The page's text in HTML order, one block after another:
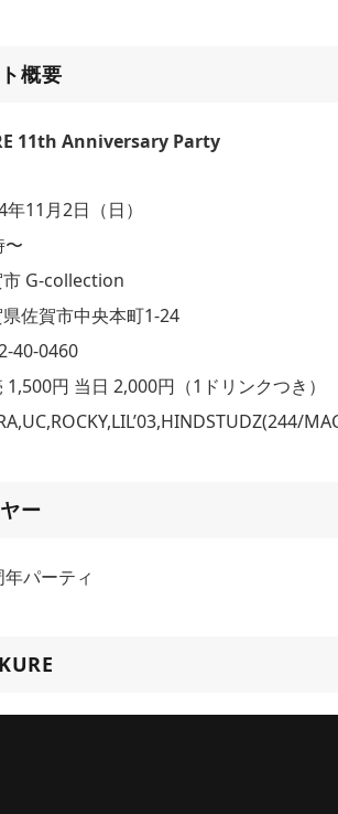
概要
11th Anniversary Party
11月2日（日）
〜
G-collection
佐賀市中央本町1-24
40-0460
円 当日 2,000円（1ドリンクつき）
ー